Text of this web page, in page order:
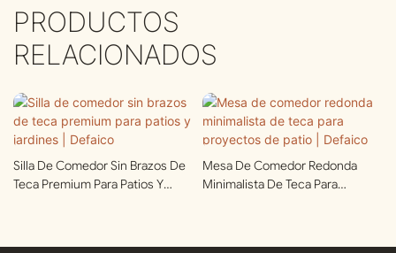
PRODUCTOS
RELACIONADOS
Silla De Comedor Sin Brazos De
Teca Premium Para Patios Y
Mesa De Comedor Redonda
Minimalista De Teca Para